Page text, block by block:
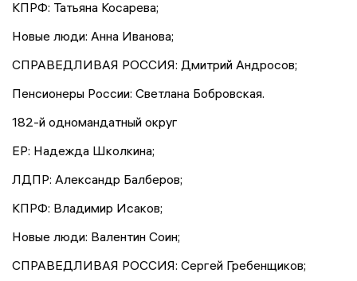
КПРФ: Татьяна Косарева;
Новые люди: Анна Иванова;
СПРАВЕДЛИВАЯ РОССИЯ: Дмитрий Андросов;
Пенсионеры России: Светлана Бобровская.
182-й одномандатный округ
ЕР: Надежда Школкина;
ЛДПР: Александр Балберов;
КПРФ: Владимир Исаков;
Новые люди: Валентин Соин;
СПРАВЕДЛИВАЯ РОССИЯ: Сергей Гребенщиков;